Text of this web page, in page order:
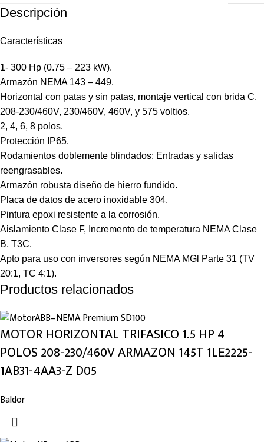
Descripción
Características
1- 300 Hp (0.75 – 223 kW).
Armazón NEMA 143 – 449.
Horizontal con patas y sin patas, montaje vertical con brida C.
208-230/460V, 230/460V, 460V, y 575 voltios.
2, 4, 6, 8 polos.
Protección IP65.
Rodamientos doblemente blindados: Entradas y salidas
reengrasables.
Armazón robusta diseño de hierro fundido.
Placa de datos de acero inoxidable 304.
Pintura epoxi resistente a la corrosión.
Aislamiento Clase F, Incremento de temperatura NEMA Clase
B, T3C.
Apto para uso con inversores según NEMA MGl Parte 31 (TV
20:1, TC 4:1).
Productos relacionados
MOTOR HORIZONTAL TRIFASICO 1.5 HP 4
POLOS 208-230/460V ARMAZON 145T 1LE2225-
1AB31-4AA3-Z D05
Baldor